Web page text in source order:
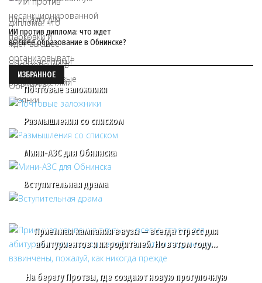
ИИ против диплома: что ждет
высшее образование в Обнинске?
ИЗБРАННОЕ
Почтовые заложники
Размышления со списком
Мини-АЗС для Обнинска
Вступительная драма
Приемная кампания в вузы — всегда стресс для
абитуриентов и их родителей. Но в этом году…
На берегу Протвы, где создают новую прогулочную